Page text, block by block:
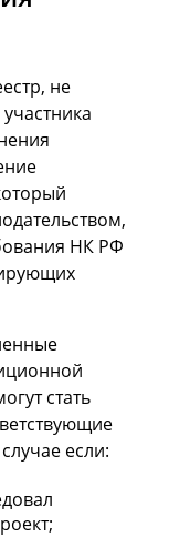
не
НК РФ
стать
если: